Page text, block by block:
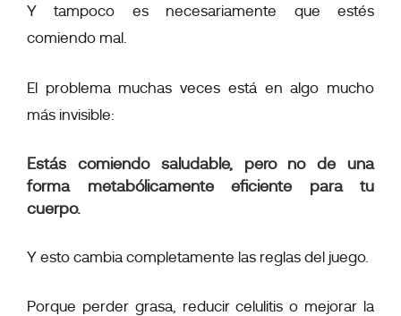
Y tampoco es necesariamente que estés
comiendo mal.
El problema muchas veces está en algo mucho
más invisible:
Estás comiendo saludable, pero no de una
forma metabólicamente eficiente para tu
cuerpo.
Y esto cambia completamente las reglas del juego.
Porque perder grasa, reducir celulitis o mejorar la